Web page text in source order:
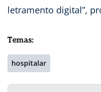
letramento digital”,
Temas:
hospitalar